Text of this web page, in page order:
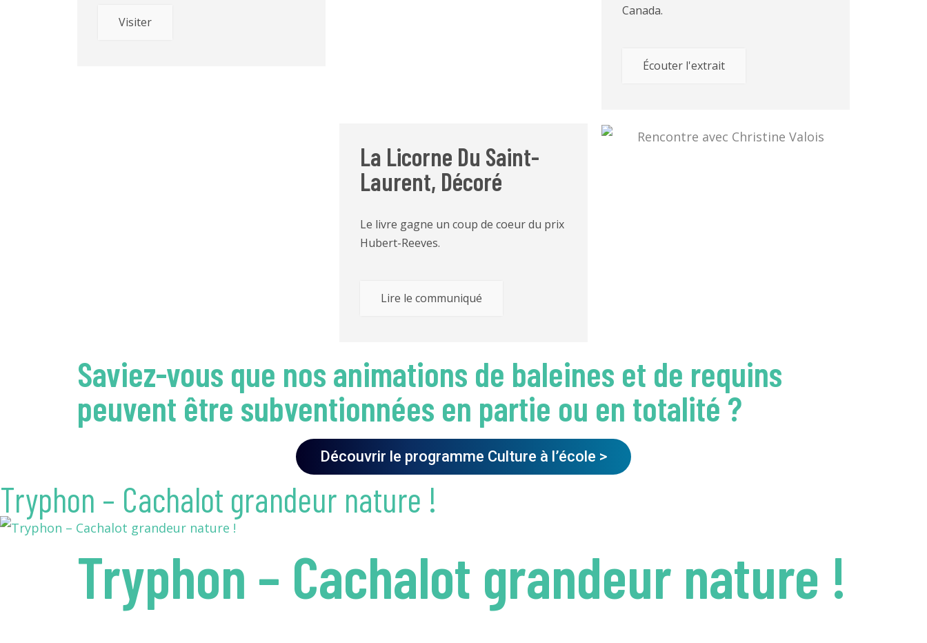
Visiter
Canada.
Écouter l'extrait
La Licorne Du Saint-
Laurent, Décoré
Le livre gagne un coup de coeur du prix
Hubert-Reeves.
Lire le communiqué
Saviez-vous que nos animations de baleines et de requins
peuvent être subventionnées en partie ou en totalité ?
Découvrir le programme Culture à l’école >
Tryphon – Cachalot grandeur nature !
Tryphon – Cachalot grandeur nature !